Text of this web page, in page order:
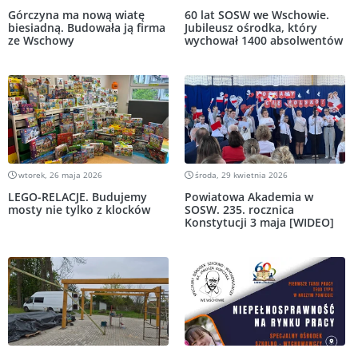
Górczyna ma nową wiatę
biesiadną. Budowała ją firma
ze Wschowy
60 lat SOSW we Wschowie.
Jubileusz ośrodka, który
wychował 1400 absolwentów
wtorek, 26 maja 2026
LEGO-RELACJE. Budujemy
mosty nie tylko z klocków
środa, 29 kwietnia 2026
Powiatowa Akademia w
SOSW. 235. rocznica
Konstytucji 3 maja [WIDEO]